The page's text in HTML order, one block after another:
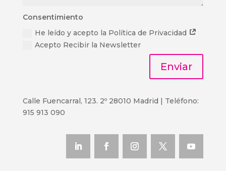
Consentimiento
He leído y acepto la Política de Privacidad
Acepto Recibir la Newsletter
Enviar
Calle Fuencarral, 123. 2º 28010 Madrid | Teléfono:
915 913 090